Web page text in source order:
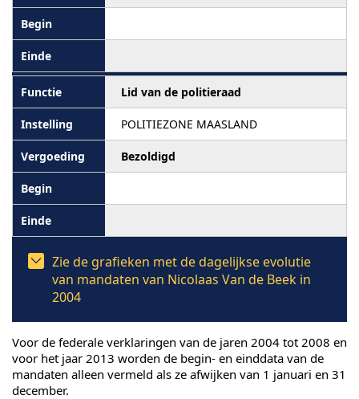
Lid van de politieraad
POLITIEZONE MAASLAND
Bezoldigd
Zie de grafieken met de dagelijkse evolutie
van mandaten van Nicolaas Van de Beek in
2004
Voor de federale verklaringen van de jaren 2004 tot 2008 en
voor het jaar 2013 worden de begin- en einddata van de
mandaten alleen vermeld als ze afwijken van 1 januari en 31
december.